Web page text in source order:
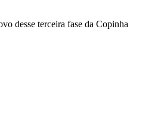
desse terceira fase da Copinha